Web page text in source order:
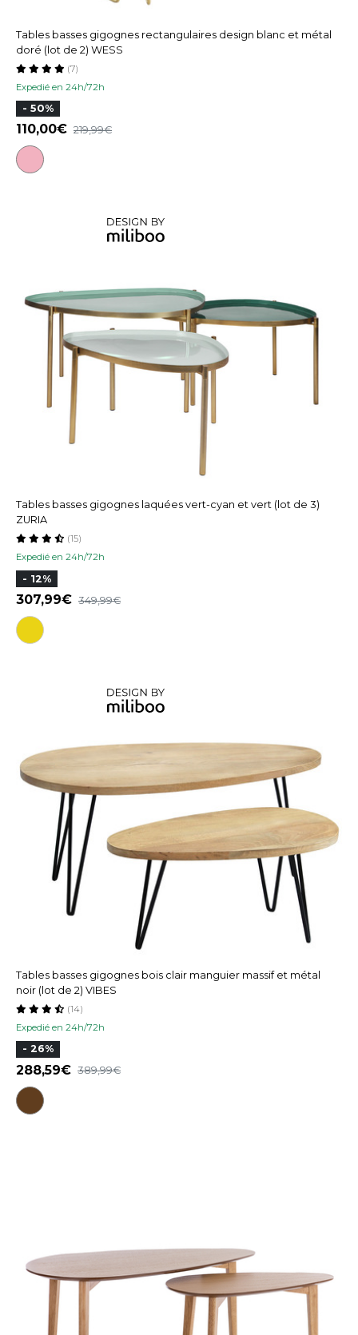
Tables basses gigognes rectangulaires design blanc et métal
doré (lot de 2) WESS
Expedié en 24h/72h
(7)
- 50%
110,00 219,99
Tables basses gigognes laquées vert-cyan et vert (lot de 3)
ZURIA
Expedié en 24h/72h
(15)
- 12%
307,99 349,99
Tables basses gigognes bois clair manguier massif et métal
noir (lot de 2) VIBES
Expedié en 24h/72h
(14)
- 26%
288,59 389,99